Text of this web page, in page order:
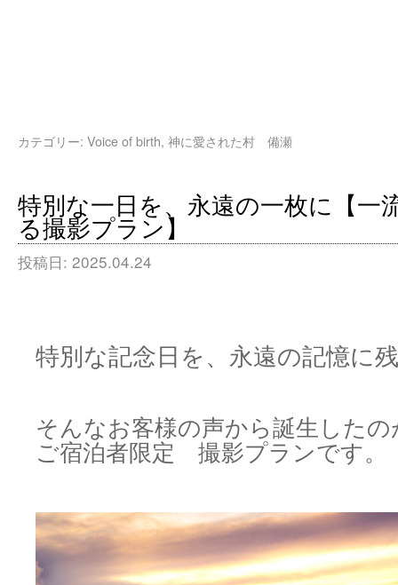
カテゴリー: Voice of birth, 神に愛された村 備瀬
特別な一日を、永遠の一枚に【一
る撮影プラン】
投稿日: 2025.04.24
特別な記念日を、永遠の記憶
そんなお客様の声から誕生した
ご宿泊者限定 撮影プランです。